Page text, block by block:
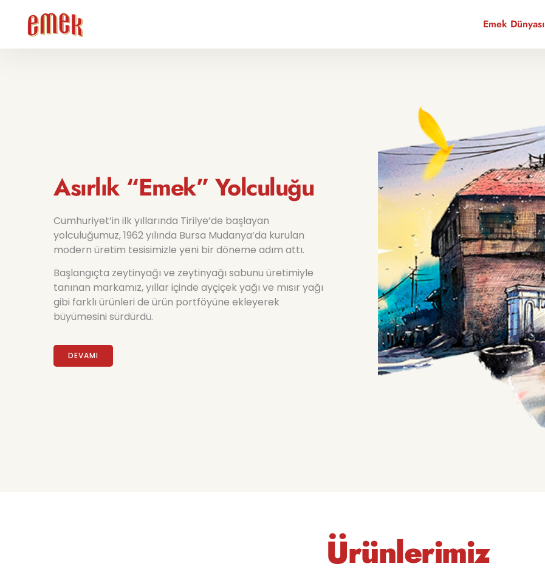
Emek Dünyası
Asırlık “Emek” Yolculuğu
Cumhuriyet’in ilk yıllarında Tirilye’de başlayan
yolculuğumuz, 1962 yılında Bursa Mudanya’da kurulan
modern üretim tesisimizle yeni bir döneme adım attı.
Başlangıçta zeytinyağı ve zeytinyağı sabunu üretimiyle
tanınan markamız, yıllar içinde ayçiçek yağı ve mısır yağı
gibi farklı ürünleri de ürün portföyüne ekleyerek
büyümesini sürdürdü.
DEVAMI
Ürünlerimiz